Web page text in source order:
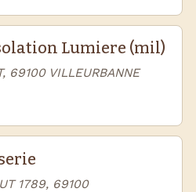
Lumiere (mil)
69100 VILLEURBANNE
1789, 69100